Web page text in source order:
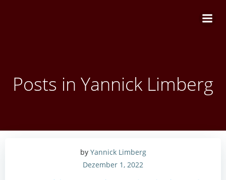
Posts in Yannick Limberg
by Yannick Limberg
Dezember 1, 2022